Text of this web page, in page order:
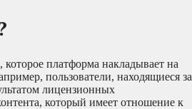
платформа накладывает на
пользователи, находящиеся за
лицензионных
который имеет отношение к